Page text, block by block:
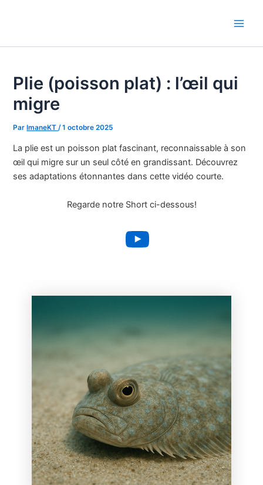
Plie (poisson plat) : l’œil qui
migre
ParImaneKT /1 octobre 2025
La plie est un poisson plat fascinant, reconnaissable à son
œil qui migre sur un seul côté en grandissant. Découvrez
ses adaptations étonnantes dans cette vidéo courte.
Regarde notre Short ci-dessous!
YouTube